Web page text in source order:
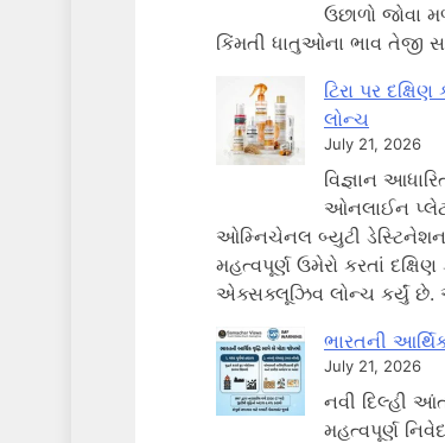
ઉછાળો જોવા
કિંમતી ધાતુઓના ભાવ તેજી
ટિરા પર
લોન્ચ
July 21, 2026
વિજ્ઞાન
ઓનલાઈન
ઓમ્નિચેનલ બ્યુટી ડેસ્ટિનેશન
મહત્વપૂર્ણ ઉમેરો કરતાં દક્ષિણ
એક્સક્લૂઝિવ લોન્ચ કર્યું
ભારતની
July 21, 2026
નવી દિલ્હી
મહત્વપૂર્ણ